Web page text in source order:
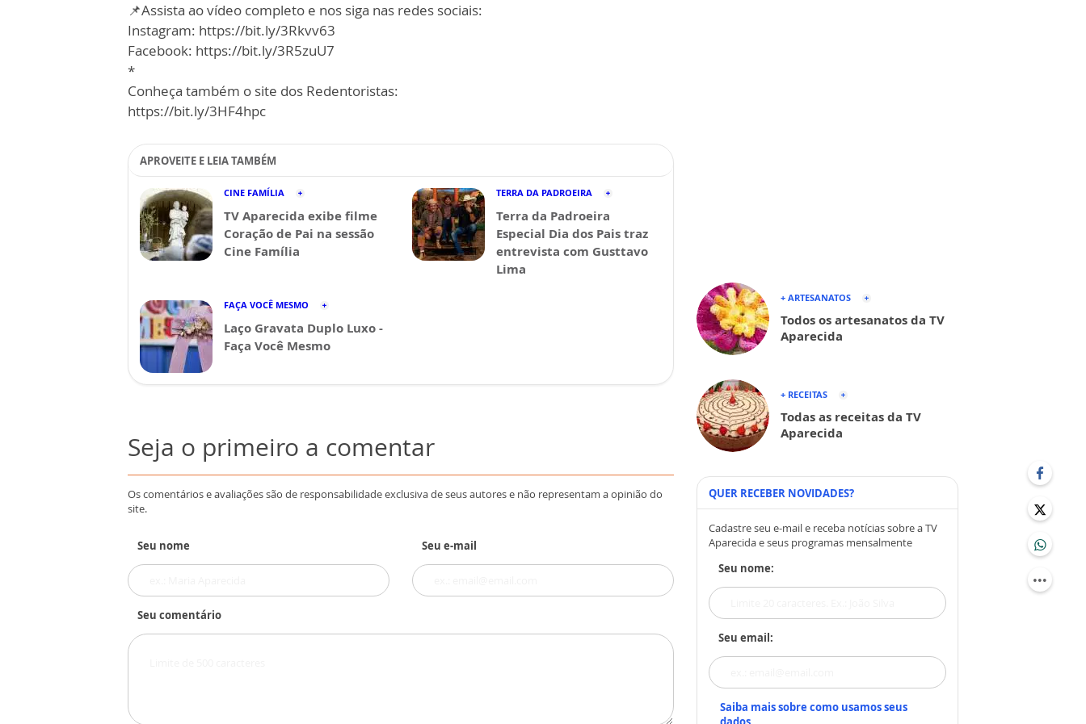
📌Assista ao vídeo completo e nos siga nas redes sociais:
Instagram: https://bit.ly/3Rkvv63
Facebook: https://bit.ly/3R5zuU7
*
Conheça também o site dos Redentoristas:
https://bit.ly/3HF4hpc
APROVEITE E LEIA TAMBÉM
CINE FAMÍLIA
TV Aparecida exibe filme
Coração de Pai na sessão
Cine Família
TERRA DA PADROEIRA
Terra da Padroeira
Especial Dia dos Pais traz
entrevista com Gusttavo
Lima
FAÇA VOCÊ MESMO
Laço Gravata Duplo Luxo -
Faça Você Mesmo
Seja o primeiro a comentar
Os comentários e avaliações são de responsabilidade exclusiva de seus autores e não representam a opinião do
site.
Seu nome Seu e-mail
Seu comentário
+ ARTESANATOS
Todos os artesanatos da TV
Aparecida
+ RECEITAS
Todas as receitas da TV
Aparecida
QUER RECEBER NOVIDADES?
Cadastre seu e-mail e receba notícias sobre a TV
Aparecida e seus programas mensalmente
Seu nome:
Seu email:
Saiba mais sobre como usamos seus